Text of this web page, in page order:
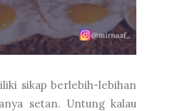
sikap berlebih-lebihan
setan. Untung kalau